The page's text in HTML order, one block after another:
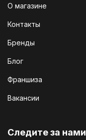
О магазине
Контакты
Бренды
Блог
Франшиза
Вакансии
Cледите за нами